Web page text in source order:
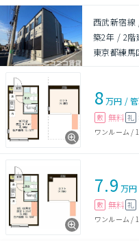
西武新宿線
築2年 / 2階
東京都練馬
8万円 /
敷 無料 礼
ワンルーム /
7.9 万円
敷 無料 礼
ワンルーム /